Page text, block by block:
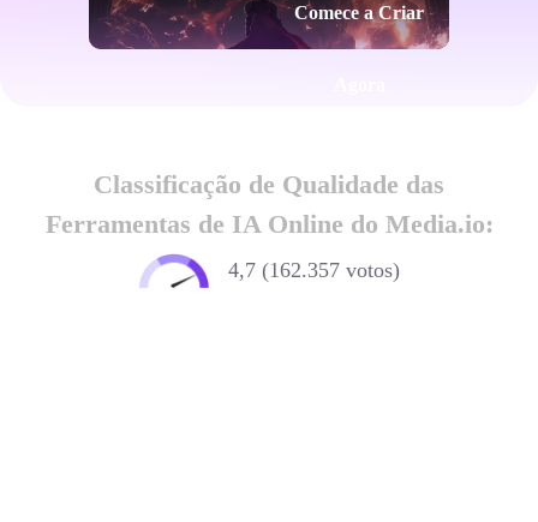
Comece a Criar
Classificação de Qualidade das
Ferramentas de IA Online do Media.io:
4,7 (162.357 votos)